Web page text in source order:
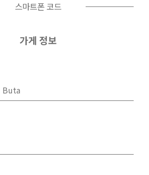
스마트폰 코드
가게 정보
Buta